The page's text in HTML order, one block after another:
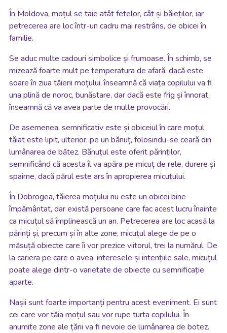
În Moldova, moțul se taie atât fetelor, cât și băieților, iar
petrecerea are loc într-un cadru mai restrâns, de obicei în
familie.
Se aduc multe cadouri simbolice și frumoase. În schimb, se
mizează foarte mult pe temperatura de afară: dacă este
soare în ziua tăierii moțului, înseamnă că viața copilului va fi
una plină de noroc, bunăstare, dar dacă este frig și înnorat,
înseamnă că va avea parte de multe provocări.
De asemenea, semnificativ este și obiceiul în care moțul
tăiat este lipit, ulterior, pe un bănuț, folosindu-se ceară din
lumânarea de bătez. Bănuțul este oferit părinților,
semnificând că acesta îl va apăra pe micuț de rele, durere și
spaime, dacă părul este ars în apropierea micuțului.
În Dobrogea, tăierea moțului nu este un obicei bine
împământat, dar există persoane care fac acest lucru înainte
ca micuțul să împlinească un an. Petrecerea are loc acasă la
părinți și, precum și în alte zone, micuțul alege de pe o
măsuță obiecte care îi vor prezice viitorul, trei la numărul. De
la cariera pe care o avea, interesele și intențiile sale, micuțul
poate alege dintr-o varietate de obiecte cu semnificație
aparte.
Nașii sunt foarte importanți pentru acest eveniment. Ei sunt
cei care vor tăia moțul sau vor rupe turta copilului. În
anumite zone ale țării va fi nevoie de lumânarea de botez.